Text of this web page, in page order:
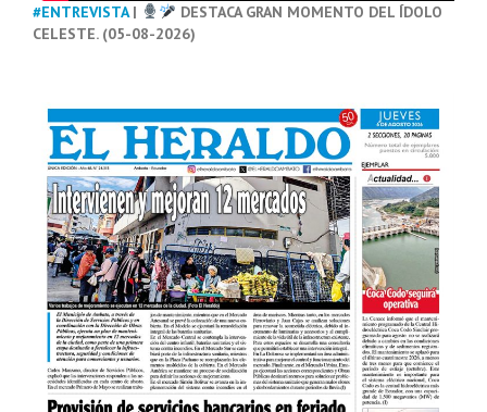
#ENTREVISTA|
DESTACA GRAN MOMENTO DEL ÍDOLO
CELESTE. (05-08-2026)